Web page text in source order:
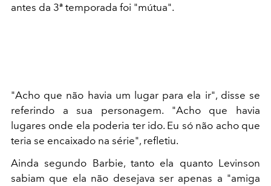
antes da 3ª temporada foi "mútua".
"Acho que não havia um lugar para ela ir", disse se
referindo a sua personagem. "Acho que havia
lugares onde ela poderia ter ido. Eu só não acho que
teria se encaixado na série", refletiu.
Ainda segundo Barbie, tanto ela quanto Levinson
sabiam que ela não desejava ser apenas a "amiga